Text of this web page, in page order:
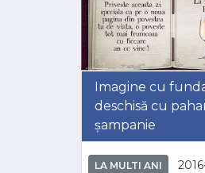
Imagine cu
deschisă cu
șampanie
LA MULTI ANI